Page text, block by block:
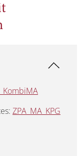
ZPA_MA_KPG